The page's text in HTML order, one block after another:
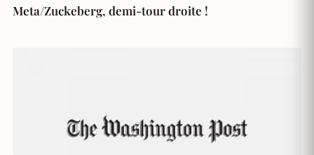
Meta/Zuckeberg, demi-tour droite !